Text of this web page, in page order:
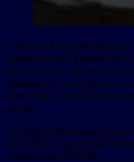
Известная этно-фьюжн-
официальный видеоклип
композицию «Песня
эмоциональная работа
единства, героизма
жизни.
Организатором
ГЕРОЯМ» при поддержке
инициатив (ПФКИ).